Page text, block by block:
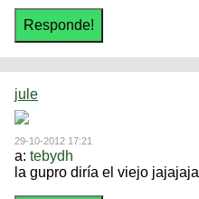
jule
29-10-2012 17:21
a: tebydh
la gupro diría el viejo jajajaja